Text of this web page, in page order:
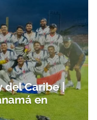
del Caribe |
en